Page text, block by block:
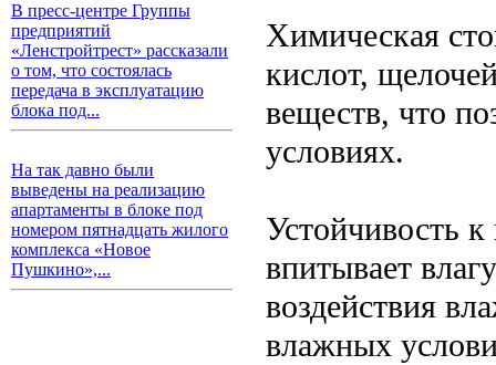
В пресс-центре Группы
предприятий
«Ленстройтрест» рассказали
о том, что состоялась
передача в эксплуатацию
блока под...
На так давно были
выведены на реализацию
апартаменты в блоке под
номером пятнадцать жилого
комплекса «Новое
Пушкино»,...
Химическая
кислот,
веществ, что
условиях.
Устойчивость
впитывает
воздействия
влажных